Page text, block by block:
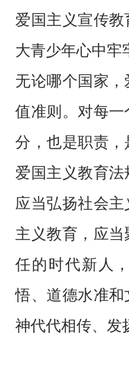
爱国主义宣传
大青少年心中牢
无论哪个国家
值准则。对每
分，也是职责，
爱国主义教育
应当弘扬社会
主义教育，应
任的时代新人
悟、道德水准
神代代相传、发